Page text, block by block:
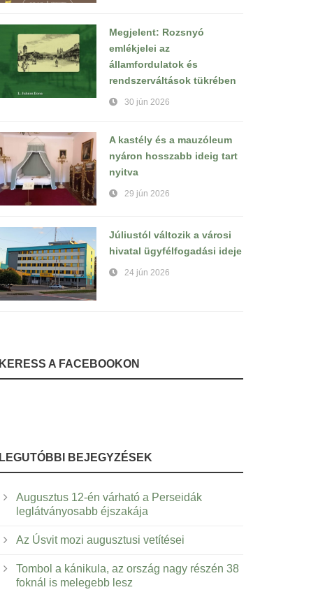
Megjelent: Rozsnyó
emlékjelei az
államfordulatok és
rendszerváltások tükrében
30 jún 2026
A kastély és a mauzóleum
nyáron hosszabb ideig tart
nyitva
29 jún 2026
Júliustól változik a városi
hivatal ügyfélfogadási ideje
24 jún 2026
KERESS A FACEBOOKON
LEGUTÓBBI BEJEGYZÉSEK
Augusztus 12-én várható a Perseidák
leglátványosabb éjszakája
Az Úsvit mozi augusztusi vetítései
Tombol a kánikula, az ország nagy részén 38
foknál is melegebb lesz